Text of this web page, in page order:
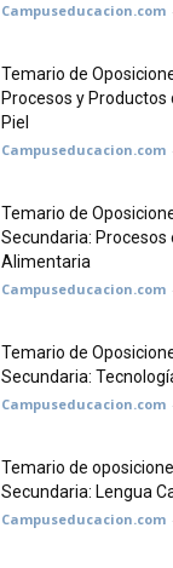
Campuseducacion.com
Temario de
Procesos y
Piel
Campuseducacion.com
Temario de
Secundaria: Procesos
Alimentaria
Campuseducacion.com
Temario de
Secundaria:
Campuseducacion.com
Temario de
Secundaria: Lengua
Campuseducacion.com